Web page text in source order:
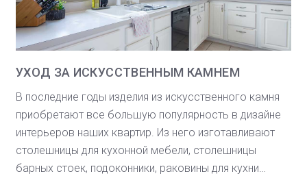
УХОД ЗА ИСКУССТВЕННЫМ КАМНЕМ
В последние годы изделия из искусственного камня
приобретают все большую популярность в дизайне
интерьеров наших квартир. Из него изготавливают
столешницы для кухонной мебели, столешницы
барных стоек, подоконники, раковины для кухни…